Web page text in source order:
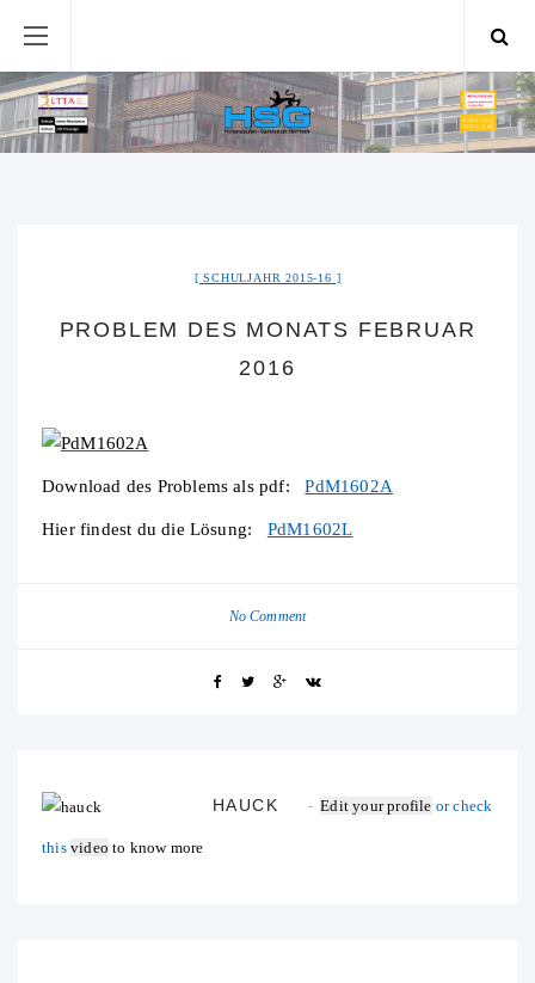
SCHULJAHR 2015-16
PROBLEM DES MONATS FEBRUAR
2016
Download des Problems als pdf:PdM1602A
Hier findest du die Lösung: PdM1602L
No Comment
HAUCK Edit your profile or check
this video to know more